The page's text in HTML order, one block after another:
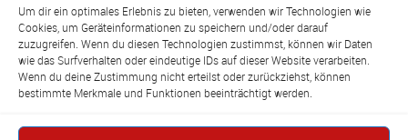
Um dir ein optimales Erlebnis zu bieten, verwenden wir Technologien wie
Cookies, um Geräteinformationen zu speichern und/oder darauf
zuzugreifen. Wenn du diesen Technologien zustimmst, können wir Daten
wie das Surfverhalten oder eindeutige IDs auf dieser Website verarbeiten.
Wenn du deine Zustimmung nicht erteilst oder zurückziehst, können
bestimmte Merkmale und Funktionen beeinträchtigt werden.
Kinder & Jugendliche
Anfänger Jung & Alt